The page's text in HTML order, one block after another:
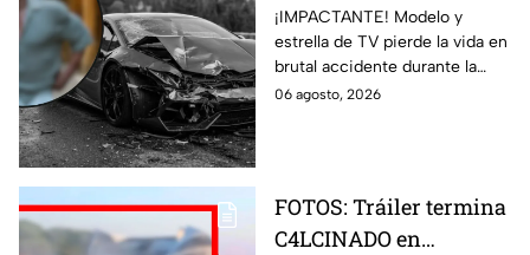
MODELO y estrella de
TV en BRUTAL
ACCIDENTE en la
grabación de un
¡IMPACTANTE! Modelo y
estrella de TV pierde la vida en
brutal accidente durante la
grabación de un comercial de
06 agosto, 2026
FOTOS: Tráiler termina
C4LCINADO en